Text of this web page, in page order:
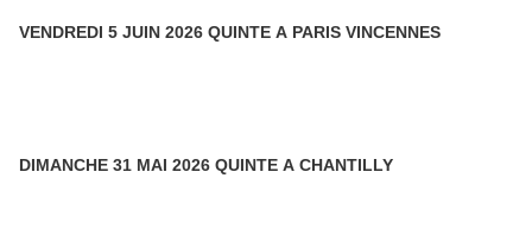
VENDREDI 5 JUIN 2026 QUINTE A PARIS VINCENNES
DIMANCHE 31 MAI 2026 QUINTE A CHANTILLY